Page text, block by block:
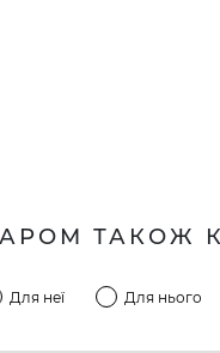
ТАКОЖ
Для неї Для нього